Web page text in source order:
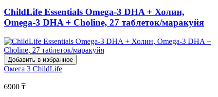
ChildLife Essentials Omega-3 DHA + Холин,
Omega-3 DHA + Choline, 27 таблеток/маракуйя
Добавить в избранное
Омега 3 ChildLife
6900 ₸